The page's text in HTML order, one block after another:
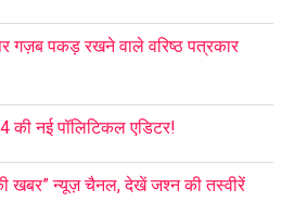
गज़ब पकड़ रखने वाले वरिष्ठ पत्रकार
की नई पॉलिटिकल एडिटर!
खबर” न्यूज़ चैनल, देखें जश्न की तस्वीरें